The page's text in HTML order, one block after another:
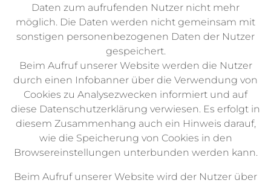
Daten zum aufrufenden Nutzer nicht mehr
möglich. Die Daten werden nicht gemeinsam mit
sonstigen personenbezogenen Daten der Nutzer
gespeichert.
Beim Aufruf unserer Website werden die Nutzer
durch einen Infobanner über die Verwendung von
Cookies zu Analysezwecken informiert und auf
diese Datenschutzerklärung verwiesen. Es erfolgt in
diesem Zusammenhang auch ein Hinweis darauf,
wie die Speicherung von Cookies in den
Browsereinstellungen unterbunden werden kann.
Beim Aufruf unserer Website wird der Nutzer über